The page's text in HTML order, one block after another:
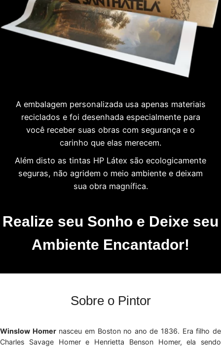
A embalagem personalizada usa apenas materiais
reciclados e foi desenhada especialmente para
você receber suas obras com segurança e o
carinho que elas merecem.
Além disto as tintas HP Látex são ecologicamente
seguras, não agridem o meio ambiente e deixam
sua obra magnífica.
Realize seu Sonho e Deixe seu
Ambiente Encantador!
Sobre o Pintor
Winslow Homernasceu em Boston no ano de 1836. Era filho de
Charles Savage Homer e Henrietta Benson Homer, ela sendo